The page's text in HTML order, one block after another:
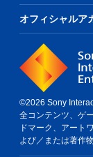
オフィシャルア
©2026 Sony
全コンテンツ、ゲ
ドマーク、アート
よび／または著作